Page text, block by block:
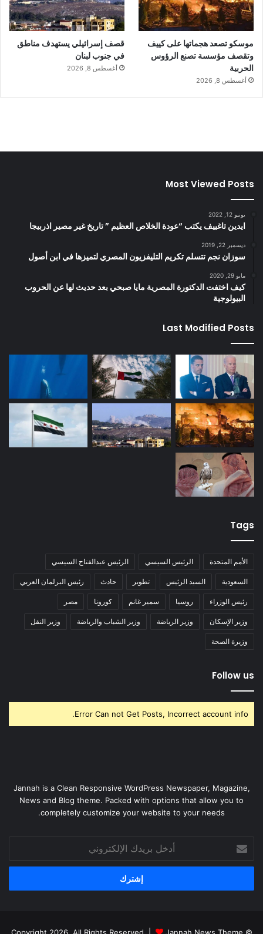
موسكو تصعد هجماتها على كييف
وتقصف مؤسسة تصنع الرؤوس
الحربية
أغسطس 8, 2026
قصف إسرائيلي يستهدف مناطق
في جنوب لبنان
أغسطس 8, 2026
Most Viewed Posts
يونيو 12, 2022
ايدين تاغييف يكتب “عودة الخلاص العظيم ” تاريخ غير مصير اذربيجا
ديسمبر 22, 2019
سوزان نجم تتسلم تكريم التليفزيون المصري لتميزها في ابن أصول
مايو 29, 2020
كيف اختفت الدكتورة المصرية مايا صبحي بعد حديث لها عن الحروب
البيولوجية
Last Modified Posts
Tags
الأمم المتحدة الرئيس السيسي الرئيس عبدالفتاح السيسي
السعودية السيد الرئيس تطوير حادث رئيس البرلمان العربي
رئيس الوزراء روسيا سمير غانم كورونا مصر
وزير الإسكان وزير الرياضة وزير الشباب والرياضة وزير النقل
وزيرة الصحة
Follow us
Error Can not Get Posts, Incorrect account info.
Jannah is a Clean Responsive WordPress Newspaper, Magazine,
News and Blog theme. Packed with options that allow you to
completely customize your website to your needs.
أدخل
بريدك
الإلكتروني